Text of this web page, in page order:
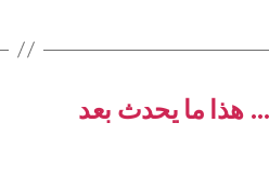
هذا ما يحدث بعد